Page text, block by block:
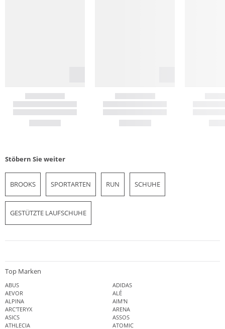
Stöbern Sie weiter
BROOKS SPORTARTEN RUN SCHUHE
GESTÜTZTE LAUFSCHUHE
Top Marken
ABUS
ADIDAS
AEVOR
ALÉ
ALPINA
AIM'N
ARC'TERYX
ARENA
ASICS
ASSOS
ATHLECIA
ATOMIC